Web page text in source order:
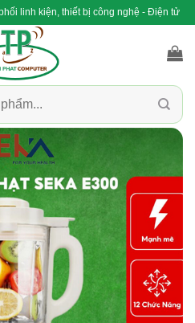
linh kiện, thiết bị công nghệ - Điện tử